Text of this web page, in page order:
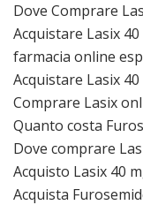
Dove Comprare
Acquistare Lasix
farmacia online
Acquistare Lasix
Comprare Lasix
Quanto costa
Dove comprare
Acquisto Lasix 40
Acquista